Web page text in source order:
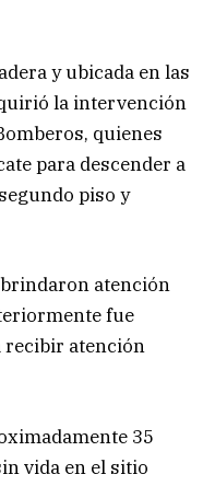
y ubicada en las
la intervención
quienes
para descender a
piso y
brindaron atención
fue
recibir atención
35
vida en el sitio